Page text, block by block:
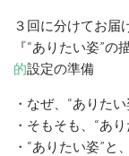
３回に分けてお届
『“ありたい姿”
的設定の準備
・なぜ、“ありた
・そもそも、“あ
・“ありたい姿”と